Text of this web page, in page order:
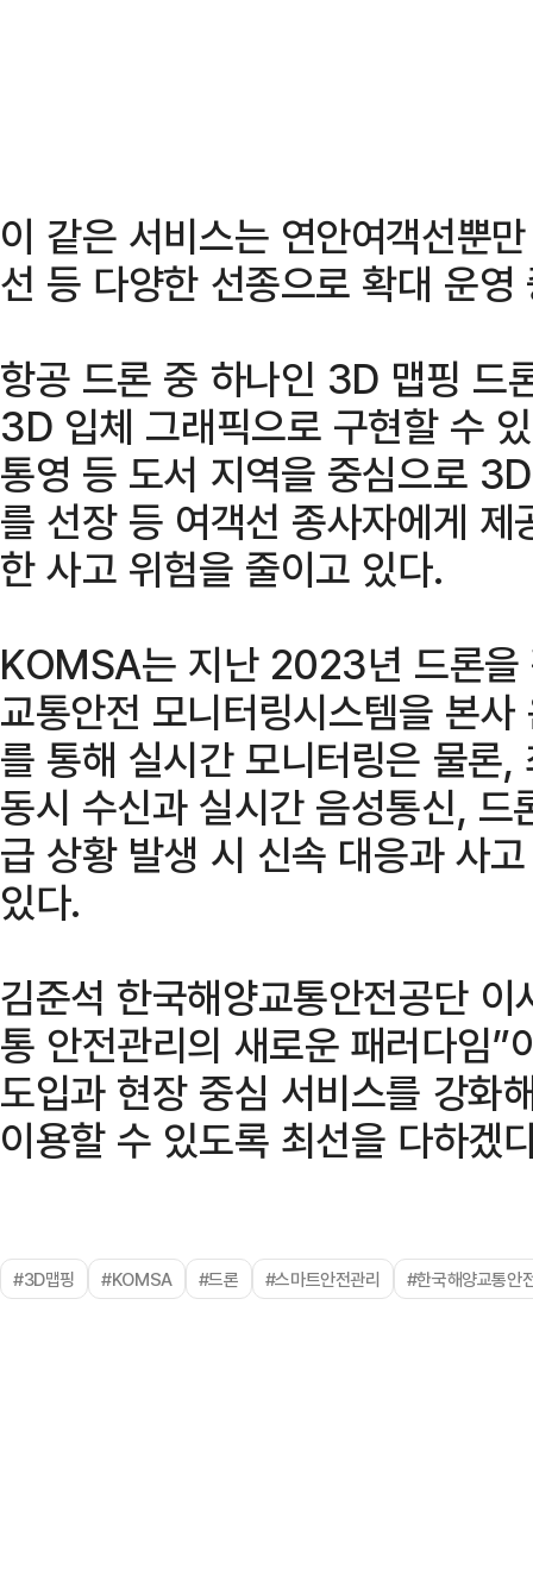
이 같은 서비스는 연안여객선뿐
선 등 다양한 선종으로 확대 운영
항공 드론 중 하나인 3D 맵핑 드
3D 입체 그래픽으로 구현할 수
통영 등 도서 지역을 중심으로
를 선장 등 여객선 종사자에게
한 사고 위험을 줄이고 있다.
KOMSA는 지난 2023년 드론을
교통안전 모니터링시스템을 본
를 통해 실시간 모니터링은 물론
동시 수신과 실시간 음성통신,
급 상황 발생 시 신속 대응과 사
있다.
김준석 한국해양교통안전공단
통 안전관리의 새로운 패러다임”
도입과 현장 중심 서비스를 강화
이용할 수 있도록 최선을 다하겠
#3D맵핑 #KOMSA #드론 #스마트안전관리 #한국해양교통안